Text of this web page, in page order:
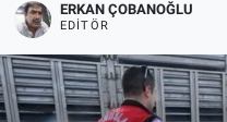
ERKAN ÇOBANOĞLU
EDITÖR